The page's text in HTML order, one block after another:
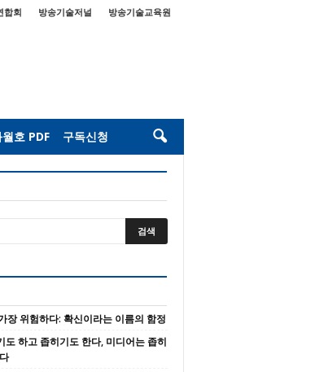
합회 방송기술저널 방송기술교육원
호 PDF 구독신청
장 위험하다: 확신이라는 이름의 함정
도 하고 좁히기도 한다, 미디어는 좁히